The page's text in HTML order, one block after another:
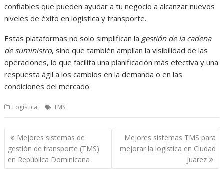
confiables que pueden ayudar a tu negocio a alcanzar nuevos
niveles de éxito en logística y transporte.
Estas plataformas no solo simplifican la gestión de la cadena
de suministro, sino que también amplían la visibilidad de las
operaciones, lo que facilita una planificación más efectiva y una
respuesta ágil a los cambios en la demanda o en las
condiciones del mercado.
Logística TMS
Navegación
de
entradas
Mejores sistemas de
gestión de transporte (TMS)
en República Dominicana
Mejores sistemas TMS para
mejorar la logística en Ciudad
Juarez